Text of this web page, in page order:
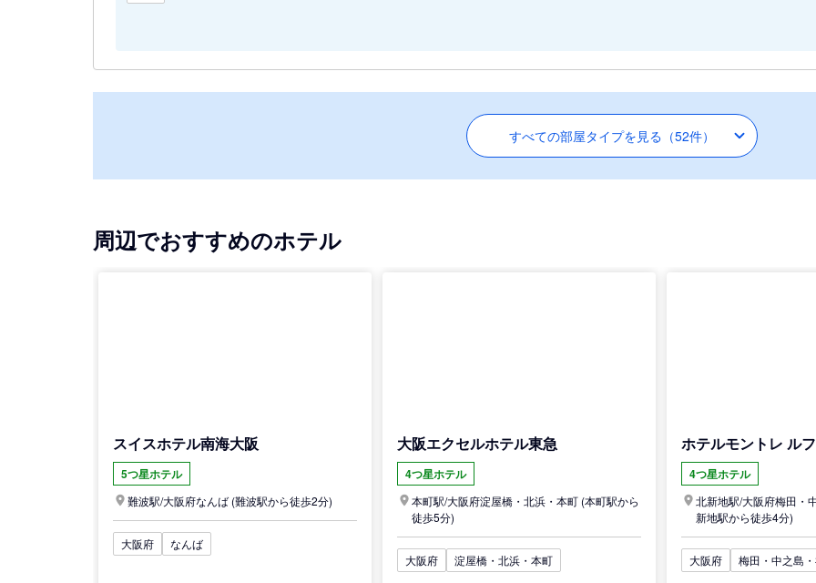
すべての部屋タイプを見る（52件）
周辺でおすすめのホテル
スイスホテル南海大阪
5つ星ホテル
難波駅/大阪府なんば (難波駅から徒歩2分)
大阪府 なんば
大阪エクセルホテル東急
4つ星ホテル
本町駅/大阪府淀屋橋・北浜・本町 (本町駅から
徒歩5分)
大阪府 淀屋橋・北浜・本町
ホテルモントレ ル
4つ星ホテル
北新地駅/大阪府梅田・
新地駅から徒歩4分)
大阪府 梅田・中之島